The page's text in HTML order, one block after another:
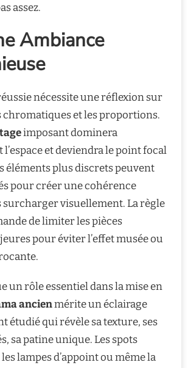
assez.
Ambiance
nécessite une réflexion sur
chromatiques et les proportions.
imposant dominera
et deviendra le point focal
éléments plus discrets peuvent
pour créer une cohérence
surcharger visuellement. La règle
de limiter les pièces
pour éviter l’effet musée ou
un rôle essentiel dans la mise en
ancienmérite un éclairage
étudié qui révèle sa texture, ses
sa patine unique. Les spots
lampes d’appoint ou même la